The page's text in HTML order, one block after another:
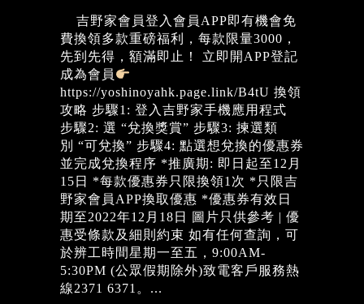
吉野家會員登入會員APP即有機會免
費換領多款重磅福利，每款限量3000，
先到先得，額滿即止！ 立即開APP登記
成為會員
https://yoshinoyahk.page.link/B4tU 換領
攻略 步驟1: 登入吉野家手機應用程式
步驟2: 選 “兌換獎賞” 步驟3: 揀選類
別 “可兌換” 步驟4: 點選想兌換的優惠券
並完成兌換程序 *推廣期: 即日起至12月
15日 *每款優惠券只限換領1次 *只限吉
野家會員APP換取優惠 *優惠券有效日
期至2022年12月18日 圖片只供參考 | 優
惠受條款及細則約束 如有任何查詢，可
於辨工時間星期一至五，9:00AM-
5:30PM (公眾假期除外)致電客戶服務熱
線2371 6371。...